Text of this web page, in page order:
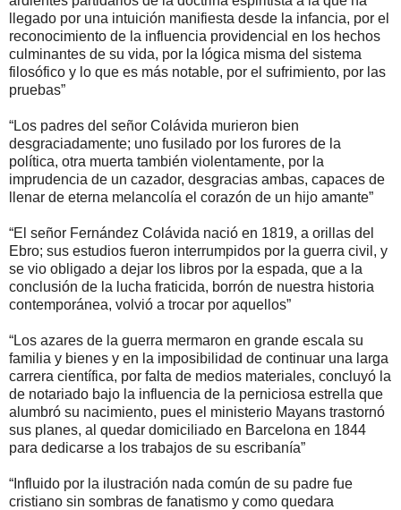
llegado por una intuición manifiesta desde la infancia, por el
reconocimiento de la influencia providencial en los hechos
culminantes de su vida, por la lógica misma del sistema
filosófico y lo que es más notable, por el sufrimiento, por las
pruebas”
“Los padres del señor Colávida murieron bien
desgraciadamente; uno fusilado por los furores de la
política, otra muerta también violentamente, por la
imprudencia de un cazador, desgracias ambas, capaces de
llenar de eterna melancolía el corazón de un hijo amante”
“El señor Fernández Colávida nació en 1819, a orillas del
Ebro; sus estudios fueron interrumpidos por la guerra civil, y
se vio obligado a dejar los libros por la espada, que a la
conclusión de la lucha fraticida, borrón de nuestra historia
contemporánea, volvió a trocar por aquellos”
“Los azares de la guerra mermaron en grande escala su
familia y bienes y en la imposibilidad de continuar una larga
carrera científica, por falta de medios materiales, concluyó la
de notariado bajo la influencia de la perniciosa estrella que
alumbró su nacimiento, pues el ministerio Mayans trastornó
sus planes, al quedar domiciliado en Barcelona en 1844
para dedicarse a los trabajos de su escribanía”
“Influido por la ilustración nada común de su padre fue
cristiano sin sombras de fanatismo y como quedara